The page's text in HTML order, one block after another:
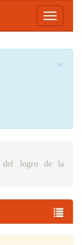
Toggle
×
del logro de la